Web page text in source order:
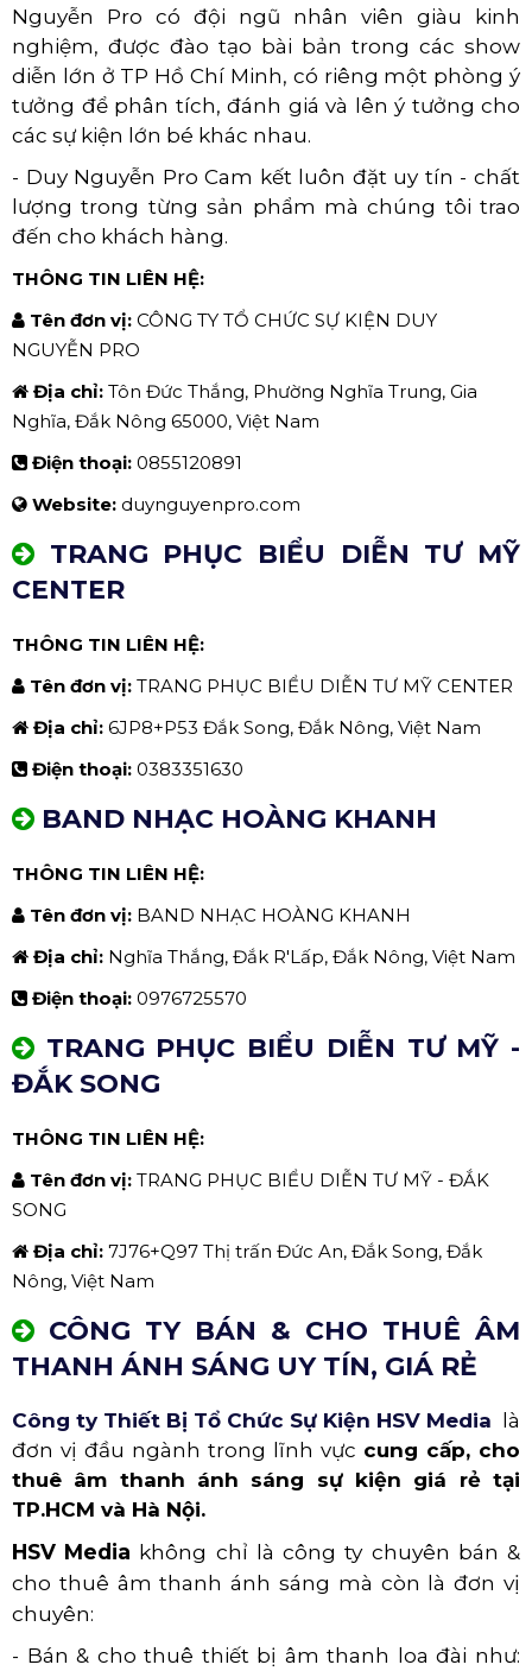
Nguyễn Pro có đội ngũ nhân viên giàu kinh
nghiệm, được đào tạo bài bản trong các show
diễn lớn ở TP Hồ Chí Minh, có riêng một phòng ý
tưởng để phân tích, đánh giá và lên ý tưởng cho
các sự kiện lớn bé khác nhau.
- Duy Nguyễn Pro Cam kết luôn đặt uy tín - chất
lượng trong từng sản phẩm mà chúng tôi trao
đến cho khách hàng.
THÔNG TIN LIÊN HỆ:
Tên đơn vị: CÔNG TY TỔ CHỨC SỰ KIỆN DUY
NGUYỄN PRO
Địa chỉ: Tôn Đức Thắng, Phường Nghĩa Trung, Gia
Nghĩa, Đắk Nông 65000, Việt Nam
Điện thoại: 0855120891
Website: duynguyenpro.com
TRANG PHỤC BIỂU DIỄN TƯ MỸ
CENTER
THÔNG TIN LIÊN HỆ:
Tên đơn vị: TRANG PHỤC BIỂU DIỄN TƯ MỸ CENTER
Địa chỉ: 6JP8+P53 Đắk Song, Đắk Nông, Việt Nam
Điện thoại: 0383351630
BAND NHẠC HOÀNG KHANH
THÔNG TIN LIÊN HỆ:
Tên đơn vị: BAND NHẠC HOÀNG KHANH
Địa chỉ: Nghĩa Thắng, Đắk R'Lấp, Đắk Nông, Việt Nam
Điện thoại: 0976725570
TRANG PHỤC BIỂU DIỄN TƯ MỸ -
ĐẮK SONG
THÔNG TIN LIÊN HỆ:
Tên đơn vị: TRANG PHỤC BIỂU DIỄN TƯ MỸ - ĐẮK
SONG
Địa chỉ: 7J76+Q97 Thị trấn Đức An, Đắk Song, Đắk
Nông, Việt Nam
CÔNG TY BÁN & CHO THUÊ ÂM
THANH ÁNH SÁNG UY TÍN, GIÁ RẺ
Công ty Thiết Bị Tổ Chức Sự Kiện HSV Media là
đơn vị đầu ngành trong lĩnh vực cung cấp, cho
thuê âm thanh ánh sáng sự kiện giá rẻ tại
TP.HCM và Hà Nội.
HSV Media không chỉ là công ty chuyên bán &
cho thuê âm thanh ánh sáng mà còn là đơn vị
chuyên:
- Bán & cho thuê thiết bị âm thanh loa đài như: